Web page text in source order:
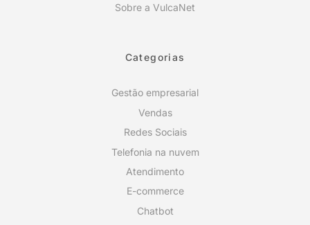
Sobre a VulcaNet
Categorias
Gestão empresarial
Vendas
Redes Sociais
Telefonia na nuvem
Atendimento
E-commerce
Chatbot